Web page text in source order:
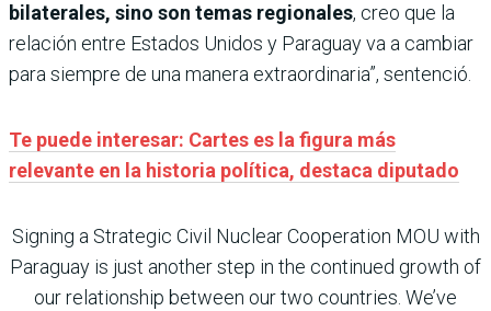
bilaterales, sino son temas regionales, creo que la
relación entre Estados Unidos y Paraguay va a cambiar
para siempre de una manera extraordinaria”, sentenció.
Te puede interesar: Cartes es la figura más
relevante en la historia política, destaca diputado
Signing a Strategic Civil Nuclear Cooperation MOU with
Paraguay is just another step in the continued growth of
our relationship between our two countries. We’ve